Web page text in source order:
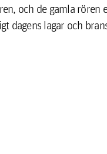
och de gamla rören
dagens lagar och